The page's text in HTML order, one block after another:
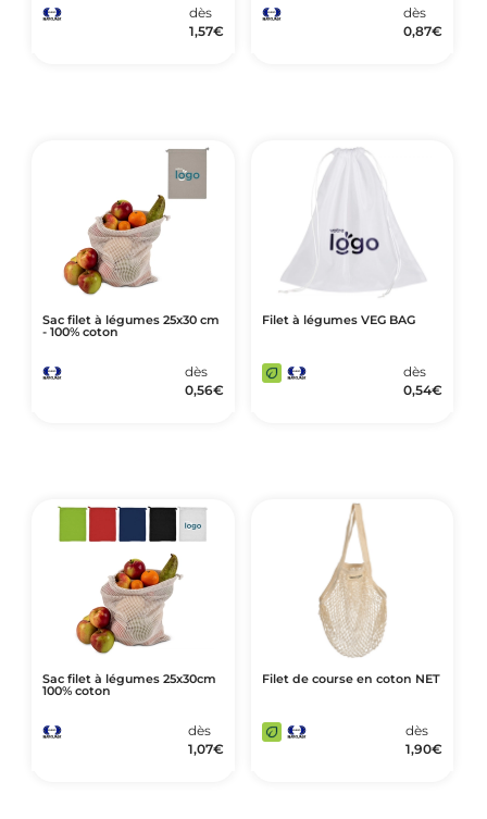
dès
1,57€
dès
0,87€
Sac filet à légumes 25x30 cm
- 100% coton
dès
0,56€
Filet à légumes VEG BAG
dès
0,54€
Sac filet à légumes 25x30cm
100% coton
dès
1,07€
Filet de course en coton NET
dès
1,90€